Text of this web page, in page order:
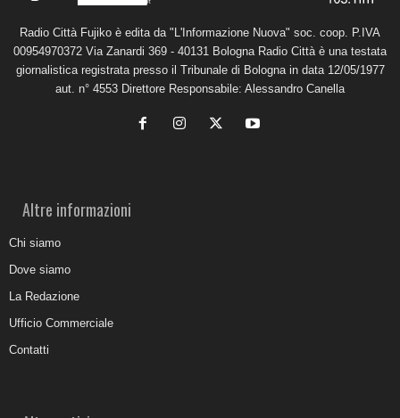
Radio Città Fujiko è edita da "L'Informazione Nuova" soc. coop. P.IVA
00954970372 Via Zanardi 369 - 40131 Bologna Radio Città è una testata
giornalistica registrata presso il Tribunale di Bologna in data 12/05/1977
aut. n° 4553 Direttore Responsabile: Alessandro Canella
Altre informazioni
Chi siamo
Dove siamo
La Redazione
Ufficio Commerciale
Contatti